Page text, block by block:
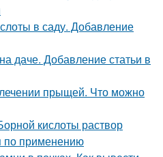
в саду. Добавление
даче. Добавление статьи в
прыщей. Что можно
кислоты раствор
по применению